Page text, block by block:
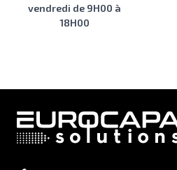
vendredi de 9H00 à
18H00